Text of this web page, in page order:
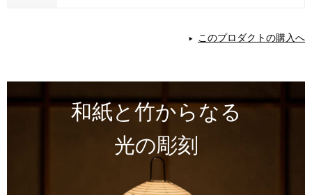
このプロダクトの購入へ
和紙と⽵からなる
光の彫刻